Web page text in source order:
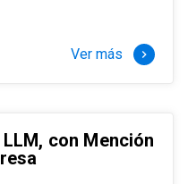
completo (20
Ver más keyboard_arrow_right
con Mención